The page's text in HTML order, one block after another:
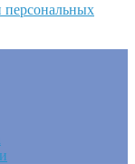
персональных